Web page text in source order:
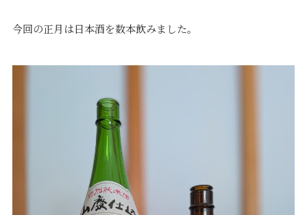
コラム
スタッフブログ
Q&A
セージ
スタッフ紹介
オーダー家具
今回の正月は日本酒を数本飲みました。